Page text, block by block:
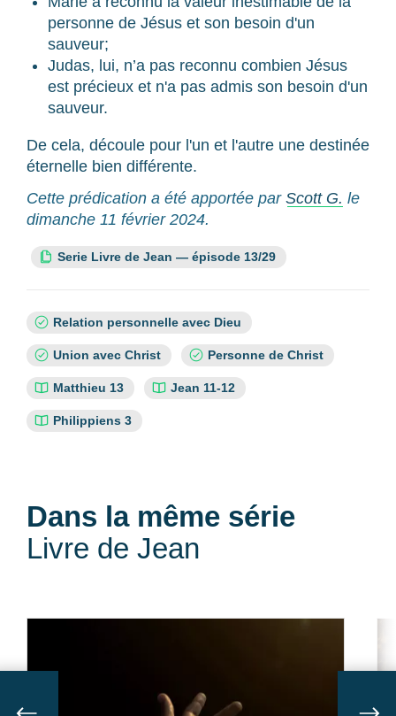
personne de Jésus et son besoin d'un
sauveur;
Judas, lui, n’a pas reconnu combien Jésus
est précieux et n'a pas admis son besoin d'un
sauveur.
De cela, découle pour l'un et l'autre une destinée
éternelle bien différente.
Cette prédication a été apportée par Scott G. le
dimanche 11 février 2024.
Cette ressource fait partie de la série :
Serie Livre de Jean — épisode 13/29
SujetsRelation personnelle avec Dieu
Union avec Christ Personne de Christ
Références
Matthieu 13 Jean 11-12
Philippiens 3
Dans la même série
Livre de Jean